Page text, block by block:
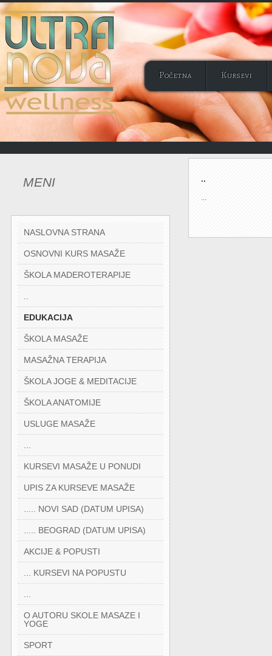
Početna Kursevi
MENI
NASLOVNA STRANA
OSNOVNI KURS MASAŽE
ŠKOLA MADEROTERAPIJE
EDUKACIJA
ŠKOLA MASAŽE
MASAŽNA TERAPIJA
ŠKOLA JOGE & MEDITACIJE
ŠKOLA ANATOMIJE
USLUGE MASAŽE
KURSEVI MASAŽE U PONUDI
UPIS ZA KURSEVE MASAŽE
..... NOVI SAD (DATUM UPISA)
..... BEOGRAD (DATUM UPISA)
AKCIJE & POPUSTI
... KURSEVI NA POPUSTU
O AUTORU SKOLE MASAZE I
YOGE
SPORT
..
...